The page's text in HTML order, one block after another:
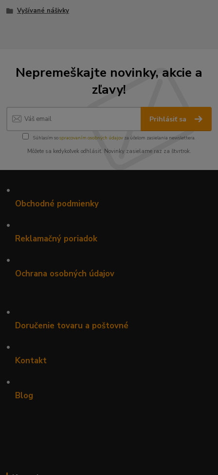
Vyšívané nášivky
Nepremeškajte novinky, akcie a
zľavy!
Prihlásiť sa
Súhlasím sospracovaním osobných údajov za účelom zasielania newslettera.
Môžete sa kedykoľvek odhlásiť. Novinky zasielame raz za štvrťrok.
•
Obchodné podmienky
•
Reklamačný poriadok
•
Ochrana osobných údajov
•
Doručenie tovaru a poštovné
•
Kontakt
•
Blog